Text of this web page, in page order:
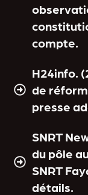
compte.
H24info.
de
presse
SNRT
du pôle
SNRT
détails.